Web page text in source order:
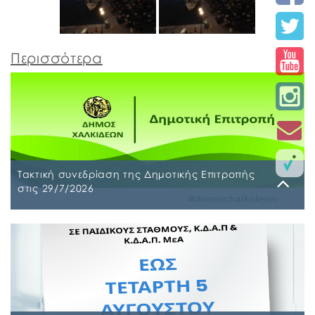
Περισσότερα
Τακτική συνεδρίαση της Δημοτικής Επιτροπής
στις 29/7/2026
Τακτική συνεδρίαση της Δημοτικής Επιτροπής θα
διεξαχθεί στο Δημοτικό Κατάστημα επί των οδών
Ληλαντίων και Μεγασθένους 34, την Τετάρτη 29
Ιουλίου 2026 και ώρα 10:00 π.μ., για συζήτηση και
λήψη απόφασης στα παρακάτω θέματα της